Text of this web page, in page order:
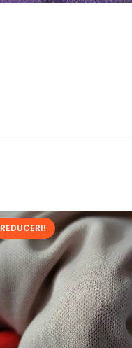
REDUCERI!